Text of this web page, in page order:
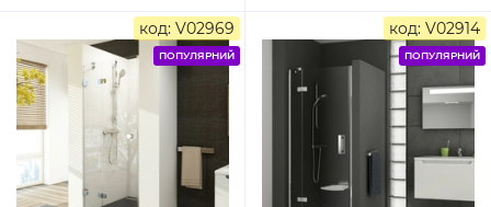
код: V02969
ПОПУЛЯРНИЙ
код: V02914
ПОПУЛЯРНИЙ